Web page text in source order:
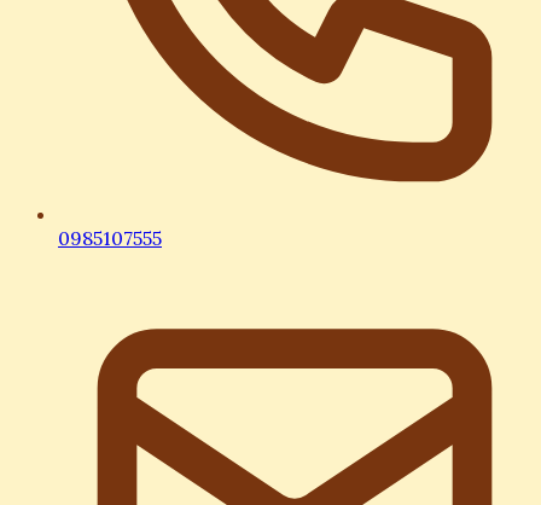
0985107555